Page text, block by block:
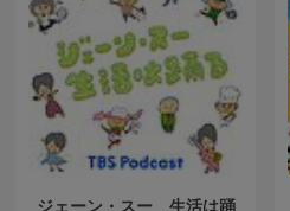
ジェーン・スー 生活は踊